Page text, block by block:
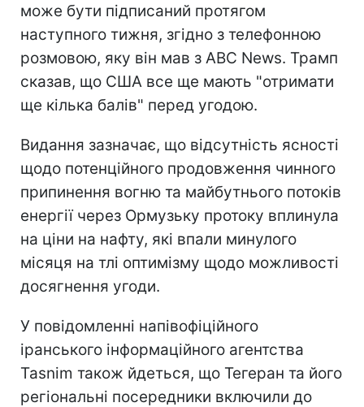
може бути підписаний протягом
наступного тижня, згідно з телефонною
розмовою, яку він мав з ABC News. Трамп
сказав, що США все ще мають "отримати
ще кілька балів" перед угодою.
Видання зазначає, що відсутність ясності
щодо потенційного продовження чинного
припинення вогню та майбутнього потоків
енергії через Ормузьку протоку вплинула
на ціни на нафту, які впали минулого
місяця на тлі оптимізму щодо можливості
досягнення угоди.
У повідомленні напівофіційного
іранського інформаційного агентства
Tasnim також йдеться, що Тегеран та його
регіональні посередники включили до